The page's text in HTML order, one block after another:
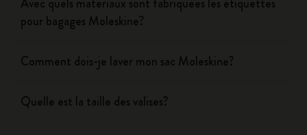
pour bagages Moleskine?
Comment dois-je laver mon sac Moleskine?
Quelle est la taille des valises?